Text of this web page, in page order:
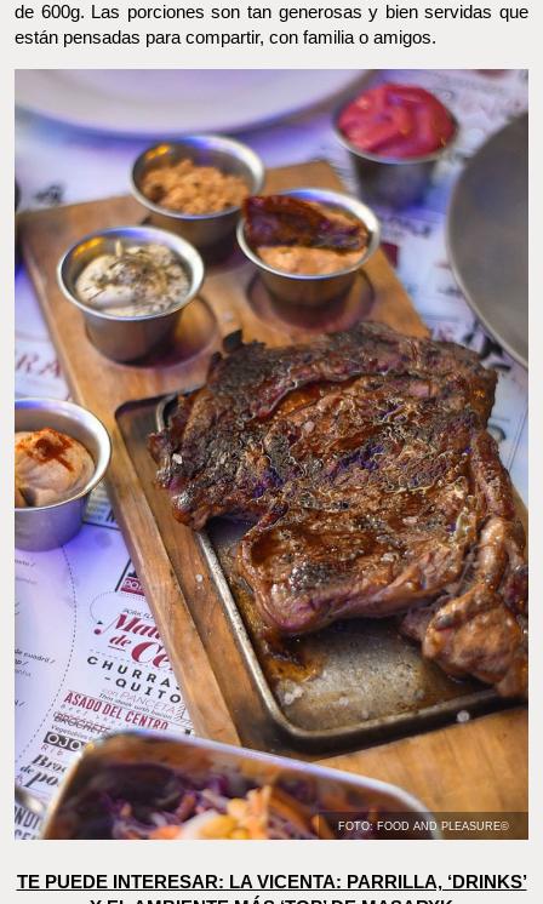
calidad:Angus Black, Choice yPrimeimportados desde Estados
Unidos y Canadá. Ofrecen más de 25 cortes de carne entre los
que puedes escoger desdeRibeyehasta un Bife deWagyu
certificado. Si entre tantas deliciosas opciones no logras escoger,
te recomendamos probar el suave y jugoso Ojo de Bife de 600g.
Las porciones son tan generosas y bien servidas que están
pensadas para compartir, con familia o amigos.